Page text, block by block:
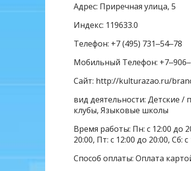
Адрес: Приречная улица, 5
Индекс: 119633.0
Телефон: +7 (495) 731‒54‒78
Мобильный Телефон:
Сайт: http://kulturazao.ru/
вид деятельности: Детские
клубы, Языковые школы
Время работы: Пн: с 12:00 до
20:00, Пт: с 12:00 до 20:00, Сб:
Способ оплаты: Оплата